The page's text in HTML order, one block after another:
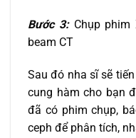
Bước 3:Chụp phim
beam CT
Sau đó nha sĩ sẽ
cung hàm cho bạn
đã có phim chụp,
ceph để phân tích,